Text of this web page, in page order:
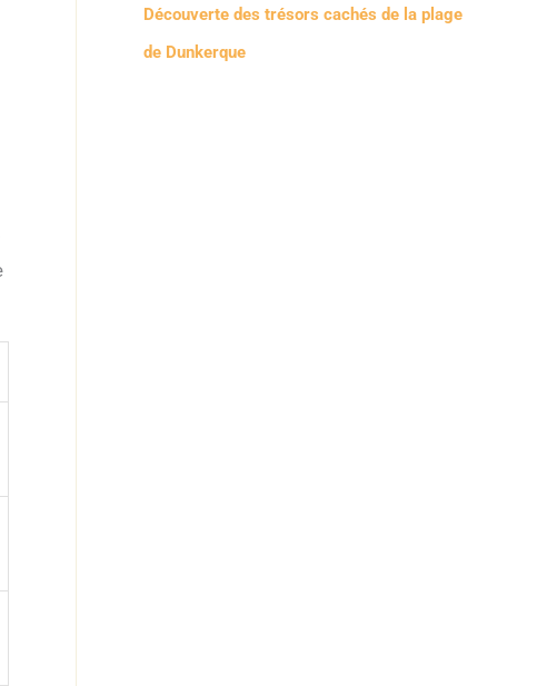
Découverte des trésors cachés de la plage
de Dunkerque